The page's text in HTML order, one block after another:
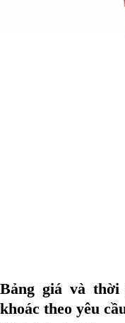
Bảng giá và
khoác theo yêu